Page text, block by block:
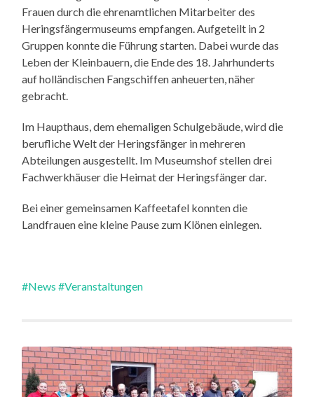
Frauen durch die ehrenamtlichen Mitarbeiter des
Heringsfängermuseums empfangen. Aufgeteilt in 2
Gruppen konnte die Führung starten. Dabei wurde das
Leben der Kleinbauern, die Ende des 18. Jahrhunderts
auf holländischen Fangschiffen anheuerten, näher
gebracht.
Im Haupthaus, dem ehemaligen Schulgebäude, wird die
berufliche Welt der Heringsfänger in mehreren
Abteilungen ausgestellt. Im Museumshof stellen drei
Fachwerkhäuser die Heimat der Heringsfänger dar.
Bei einer gemeinsamen Kaffeetafel konnten die
Landfrauen eine kleine Pause zum Klönen einlegen.
#News #Veranstaltungen